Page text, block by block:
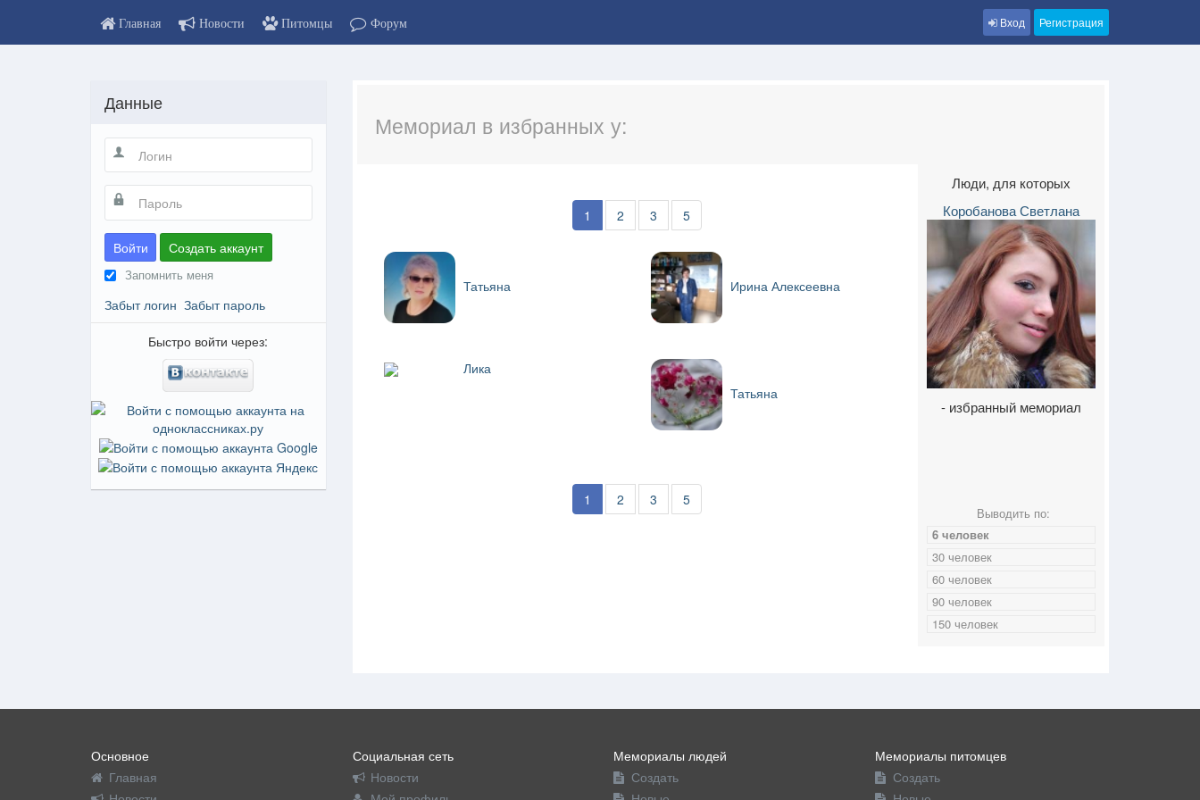
Главная Новости Питомцы Форум Вход Регистрация
Мемориал в избранных у:
1 2 3 5
Татьяна Ирина Алексеевна
Лика
Татьяна
1 2 3 5
Люди, для которых
Коробанова Светлана
- избранный мемориал
Выводить по:
6 человек
30 человек
60 человек
90 человек
150 человек
Данные
Войти Создать аккаунт
Запомнить меня
Забыт логин Забыт пароль
Быстро войти через:
Основное
Главная
Социальная сеть
Новости
Мемориалы людей
Создать
Мемориалы питомцев
Создать